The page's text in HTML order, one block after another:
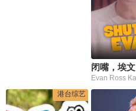
闭嘴，埃文
港台综艺